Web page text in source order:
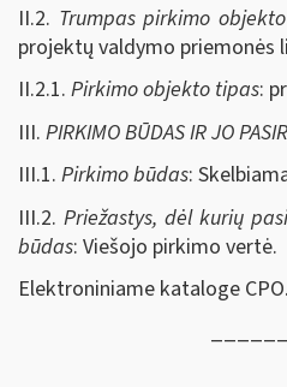
II.2. Trumpas pirkimo
projektų valdymo priemonės
II.2.1. Pirkimo objekto tipas:
III. PIRKIMO BŪDAS IR JO
III.1. Pirkimo būdas:
III.2. Priežastys, dėl kurių
būdas: Viešojo pirkimo vertė.
Elektroniniame kataloge